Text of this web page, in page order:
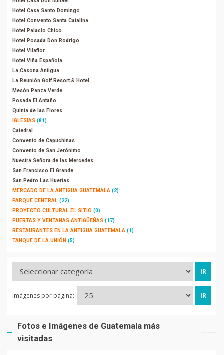
Hotel Casa Santo Domingo
Hotel Convento Santa Catalina
Hotel Palacio Chico
Hotel Posada Don Rodrigo
Hotel Vilaflor
Hotel Viña Española
La Casona Antigua
La Reunión Golf Resort & Hotel
Mesón Panza Verde
Posada El Antaño
Quinta de las Flores
IGLESIAS (81)
Catedral
Convento de Capuchinas
Convento de San Jerónimo
Nuestra Señora de las Mercedes
San Francisco El Grande
San Pedro Las Huertas
MERCADO DE LA ANTIGUA GUATEMALA (2)
PARQUE CENTRAL (22)
PROYECTO CULTURAL EL SITIO (0)
PUERTAS Y VENTANAS ANTIGÜEÑAS (17)
RESTAURANTES EN LA ANTIGUA GUATEMALA (1)
TANQUE DE LA UNIÓN (5)
Imágenes por página:
Fotos e Imágenes de Guatemala más
visitadas